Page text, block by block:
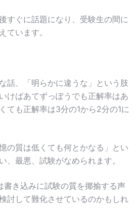
すぐに話題になり、受験生の間に
ています。
話、「明らかに違うな」という肢
けばあてずっぽうでも正解率はあ
ても正解率は3分の1から2分の1に
の質は低くても何とかなる」とい
、最悪、試験がなめられます。
書き込みに試験の質を揶揄する声
討して難化させているのかもしれ